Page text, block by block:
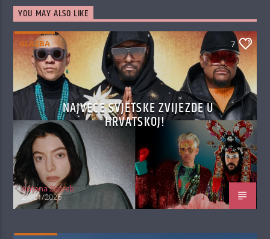
YOU MAY ALSO LIKE
GLAZBA 7
NAJVEĆE SVJETSKE ZVIJEZDE U
HRVATSKOJ!
Antena Zagreb
29/01/2026